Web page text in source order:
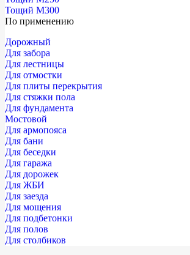
Тощий М300
По применению
Дорожный
Для забора
Для лестницы
Для отмостки
Для плиты перекрытия
Для стяжки пола
Для фундамента
Мостовой
Для армопояса
Для бани
Для беседки
Для гаража
Для дорожек
Для ЖБИ
Для заезда
Для мощения
Для подбетонки
Для полов
Для столбиков